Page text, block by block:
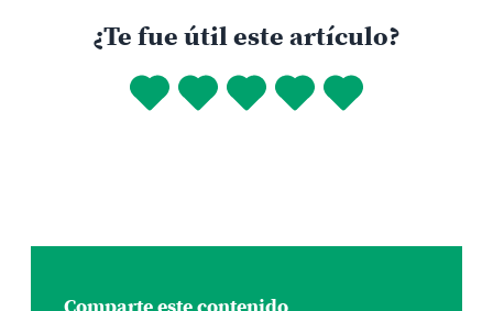
¿Te fue útil este artículo?